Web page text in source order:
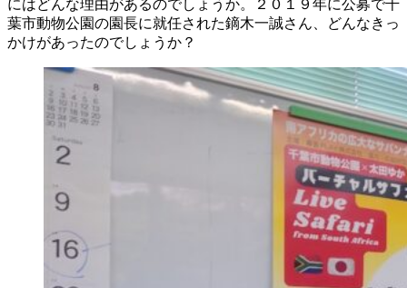
にはどんな理由があるのでしょうか。２０１９年に公募で千
葉市動物公園の園長に就任された鏑木一誠さん、どんなきっ
かけがあったのでしょうか？